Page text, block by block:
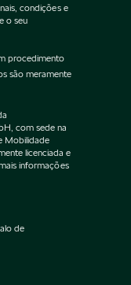
condições e
o seu
procedimento
são meramente
com sede na
Mobilidade
licenciada e
informações
de